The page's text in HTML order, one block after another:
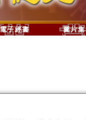
電子經書 圖片集